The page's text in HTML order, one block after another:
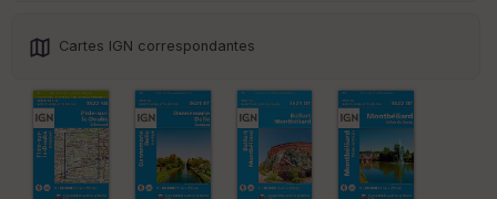
Cartes IGN correspondantes